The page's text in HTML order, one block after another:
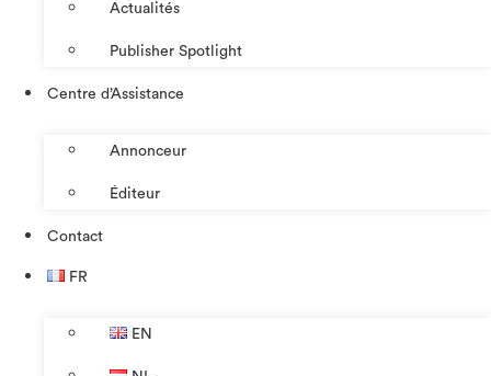
Actualités
Publisher Spotlight
Centre d’Assistance
Annonceur
Éditeur
Contact
FR
EN